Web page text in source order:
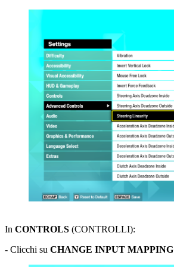
In CONTROLS (CONTROLLI):
- Clicchi su CHANGE INPUT MAPPING